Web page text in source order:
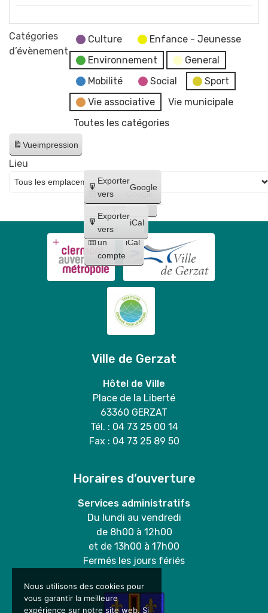
services
municipaux
France
Services
Catégories
d’évènement
Culture
Enfance - Jeunesse
Environnement
General
Mobilité
Social
Sport
Vie associative
Vie municipale
Toutes les catégories
Vueimpression
Créer
un
compte
Google
Créer
un
compte
iCal
Exporter
vers
Google
Exporter
vers
iCal
Lieu
Ville de Gerzat
Hôtel de Ville
Place de la Liberté
63360 GERZAT
Tél. : 04 73 25 00 14
Fax : 04 73 25 89 50
Horaires d’ouverture
Services administratifs
Du lundi au vendredi
de 8h00 à 12h00
et de 13h00 à 17h00
Fermés les jours fériés
Nous utilisons des cookies pour
vous garantir la meilleure
expérience sur notre site web. Si